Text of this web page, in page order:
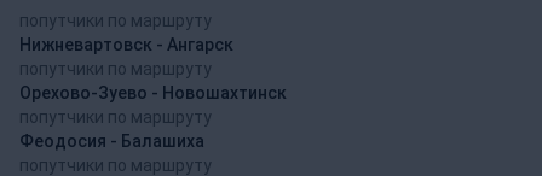
попутчики по маршруту
Нижневартовск - Ангарск
попутчики по маршруту
Орехово-Зуево - Новошахтинск
попутчики по маршруту
Феодосия - Балашиха
попутчики по маршруту